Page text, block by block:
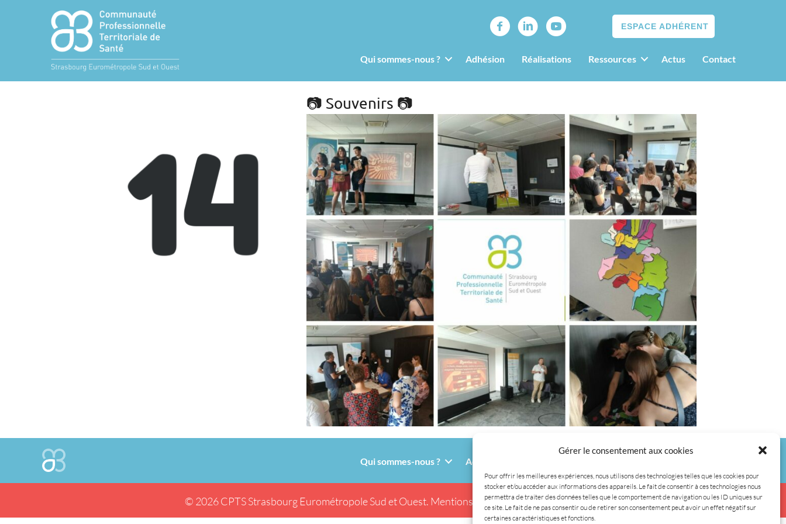
Gérer le consentement aux cookies
Pour offrir les meilleures expériences, nous utilisons des technologies telles que les cookies pour
stocker et/ou accéder aux informations des appareils. Le fait de consentir à ces technologies nous
permettra de traiter des données telles que le comportement de navigation ou les ID uniques sur
ce site. Le fait de ne pas consentir ou de retirer son consentement peut avoir un effet négatif sur
certaines caractéristiques et fonctions.
ESPACE ADHÉRENT
Qui sommes-nous ? Adhésion Réalisations Ressources Actus Contact
📷 Souvenirs 📷
Qui sommes-nous ? Adhésion
© 2026 CPTS Strasbourg Eurométropole Sud et Ouest. Mentions légales.Tous droits réservés.